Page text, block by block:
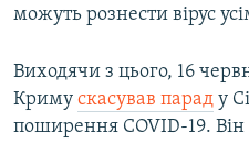
можуть рознести вірус
Виходячи з цього, 16
Криму скасував парад у
поширення COVID-19.